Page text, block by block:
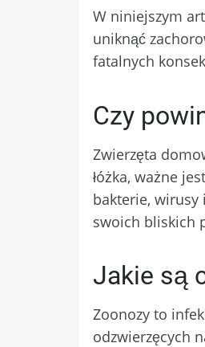
W niniejszym
uniknąć
fatalnych
Czy
Zwierzęta
łóżka, ważne
bakterie, wirusy
swoich bliskich
Jakie są
Zoonozy to
odzwierzęcych